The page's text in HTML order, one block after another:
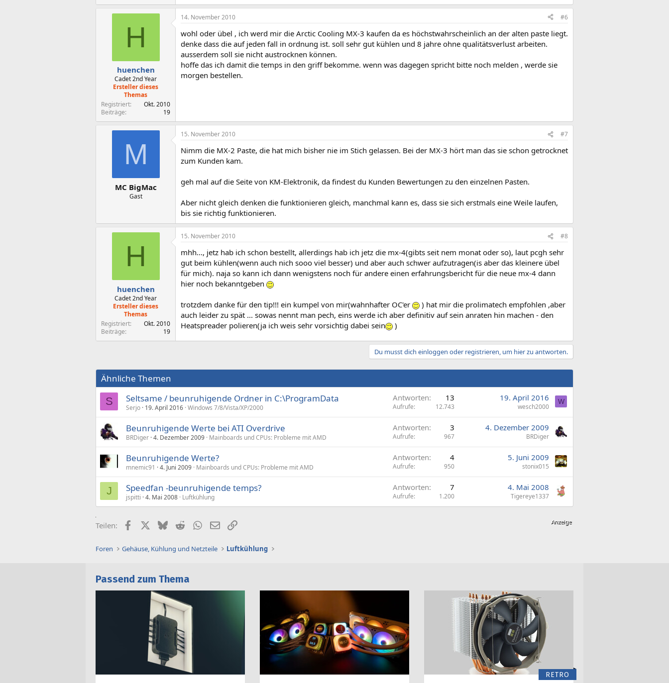
H
huenchen
Cadet 2nd Year
Ersteller dieses
Themas
Registriert
Okt. 2010
Beiträge
19
14. November 2010 #6
wohl oder übel , ich werd mir die Arctic Cooling MX-3 kaufen da es höchstwahrscheinlich an der alten paste liegt.
denke dass die auf jeden fall in ordnung ist. soll sehr gut kühlen und 8 jahre ohne qualitätsverlust arbeiten.
ausserdem soll sie nicht austrocknen können.
hoffe das ich damit die temps in den griff bekomme. wenn was dagegen spricht bitte noch melden , werde sie
morgen bestellen.
M
MC BigMac
Gast
15. November 2010 #7
Nimm die MX-2 Paste, die hat mich bisher nie im Stich gelassen. Bei der MX-3 hört man das sie schon getrocknet
zum Kunden kam.
geh mal auf die Seite von KM-Elektronik, da findest du Kunden Bewertungen zu den einzelnen Pasten.
Aber nicht gleich denken die funktionieren gleich, manchmal kann es, dass sie sich erstmals eine Weile laufen,
bis sie richtig funktionieren.
H
huenchen
Cadet 2nd Year
Ersteller dieses
Themas
Registriert
Okt. 2010
Beiträge
19
15. November 2010 #8
mhh..., jetz hab ich schon bestellt, allerdings hab ich jetz die mx-4(gibts seit nem monat oder so), laut pcgh sehr
gut beim kühlen(wenn auch nich sooo viel besser) und aber auch schwer aufzutragen(is aber das kleinere übel
für mich). naja so kann ich dann wenigstens noch für andere einen erfahrungsbericht für die neue mx-4 dann
hier noch bekanntgeben
trotzdem danke für den tip!!! ein kumpel von mir(wahnhafter OC'er
) hat mir die prolimatech empfohlen ,aber
auch leider zu spät ... sowas nennt man pech, eins werde ich aber definitiv auf sein anraten hin machen - den
Heatspreader polieren(ja ich weis sehr vorsichtig dabei sein
)
Du musst dich einloggen oder registrieren, um hier zu antworten.
Ähnliche Themen
S Seltsame / beunruhigende Ordner in C:\ProgramData
Serjo 19. April 2016 Windows 7/8/Vista/XP/2000
Antworten 13
Aufrufe 12.743
19. April 2016
wesch2000
W
Beunruhigende Werte bei ATI Overdrive
BRDiger 4. Dezember 2009 Mainboards und CPUs: Probleme mit AMD
Antworten 3
Aufrufe 967
4. Dezember 2009
BRDiger
Beunruhigende Werte?
mnemic91 4. Juni 2009 Mainboards und CPUs: Probleme mit AMD
Antworten 4
Aufrufe 950
5. Juni 2009
stonix015
J Speedfan -beunruhigende temps?
jspitti 4. Mai 2008 Luftkühlung
Antworten 7
Aufrufe 1.200
4. Mai 2008
Tigereye1337
Teilen: FacebookX (Twitter)
BlueskyRedditWhatsApp
E-MailLink
Foren Gehäuse, Kühlung und Netzteile Luftkühlung
Passend zum Thema
RETRO